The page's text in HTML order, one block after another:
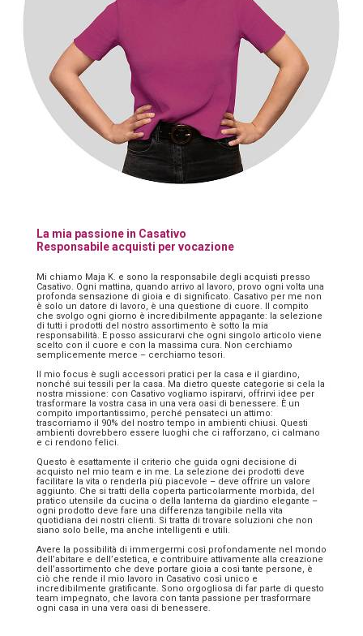
La mia passione in Casativo
Responsabile acquisti per vocazione
Mi chiamo Maja K. e sono la responsabile degli acquisti presso
Casativo. Ogni mattina, quando arrivo al lavoro, provo ogni volta una
profonda sensazione di gioia e di significato. Casativo per me non
è solo un datore di lavoro, è una questione di cuore. Il compito
che svolgo ogni giorno è incredibilmente appagante: la selezione
di tutti i prodotti del nostro assortimento è sotto la mia
responsabilità. E posso assicurarvi che ogni singolo articolo viene
scelto con il cuore e con la massima cura. Non cerchiamo
semplicemente merce – cerchiamo tesori.
Il mio focus è sugli accessori pratici per la casa e il giardino,
nonché sui tessili per la casa. Ma dietro queste categorie si cela la
nostra missione: con Casativo vogliamo ispirarvi, offrirvi idee per
trasformare la vostra casa in una vera oasi di benessere. È un
compito importantissimo, perché pensateci un attimo:
trascorriamo il 90% del nostro tempo in ambienti chiusi. Questi
ambienti dovrebbero essere luoghi che ci rafforzano, ci calmano
e ci rendono felici.
Questo è esattamente il criterio che guida ogni decisione di
acquisto nel mio team e in me. La selezione dei prodotti deve
facilitare la vita o renderla più piacevole – deve offrire un valore
aggiunto. Che si tratti della coperta particolarmente morbida, del
pratico utensile da cucina o della lanterna da giardino elegante –
ogni prodotto deve fare una differenza tangibile nella vita
quotidiana dei nostri clienti. Si tratta di trovare soluzioni che non
siano solo belle, ma anche intelligenti e utili.
Avere la possibilità di immergermi così profondamente nel mondo
dell’abitare e dell’estetica, e contribuire attivamente alla creazione
dell’assortimento che deve portare gioia a così tante persone, è
ciò che rende il mio lavoro in Casativo così unico e
incredibilmente gratificante. Sono orgogliosa di far parte di questo
team impegnato, che lavora con tanta passione per trasformare
ogni casa in una vera oasi di benessere.